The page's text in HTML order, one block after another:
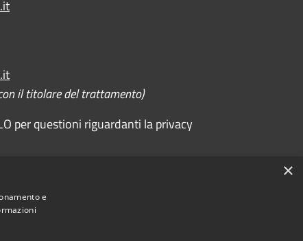
il titolare del trattamento)
per questioni riguardanti la privacy
×
e